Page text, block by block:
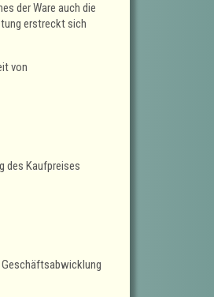
der Ware auch die
erstreckt sich
von
des Kaufpreises
Geschäftsabwicklung